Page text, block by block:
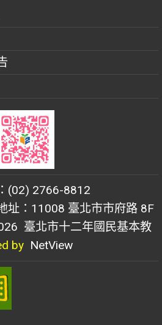
(02) 2766-8812
：11008 臺北市市府路 8F
臺北市十二年國民基本教
by NetView